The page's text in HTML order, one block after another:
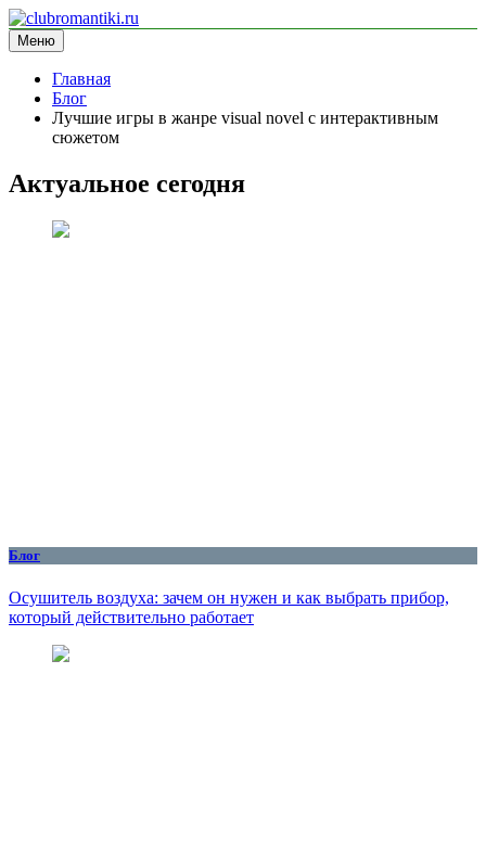
Перейти
к
содержимому
clubromantiki.ru
информационный сайт
Меню
Главная
Блог
Лучшие игры в жанре visual novel с интерактивным
сюжетом
Актуальное сегодня
Блог
Осушитель воздуха: зачем он нужен и как выбрать прибор,
который действительно работает